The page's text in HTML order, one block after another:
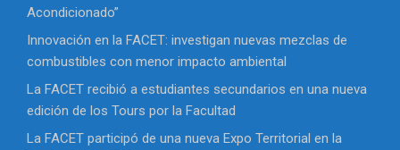
Acondicionado”
Innovación en la FACET: investigan nuevas mezclas de
combustibles con menor impacto ambiental
La FACET recibió a estudiantes secundarios en una nueva
edición de los Tours por la Facultad
La FACET participó de una nueva Expo Territorial en la